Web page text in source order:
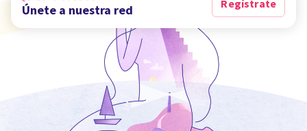
Únete a nuestra red Regístrate